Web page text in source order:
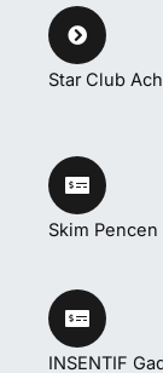
Star Club
Skim Pencen
INSENTIF